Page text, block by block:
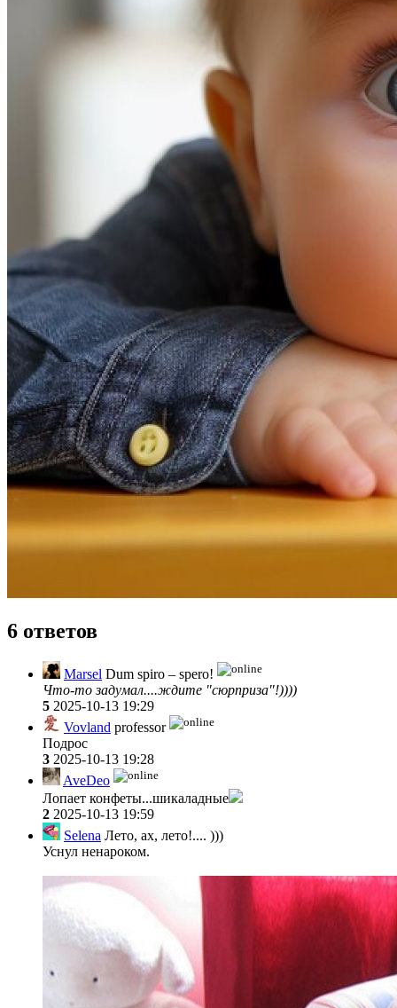
6 ответов
Marsel Dum spiro – spero!
Что-то задумал....ждите "сюрприза"!))))
5 2025-10-13 19:29
Vovland professor
Подрос
3 2025-10-13 19:28
AveDeo
Лопает конфеты...шикаладные
2 2025-10-13 19:59
Selena Лето, ах, лето!.... )))
Уснул ненароком.